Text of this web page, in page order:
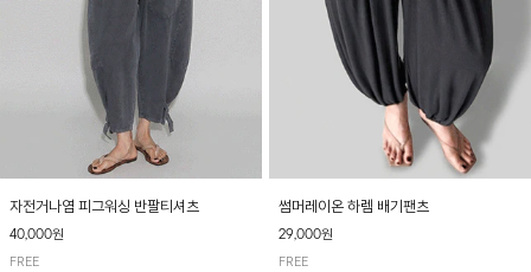
자전거나염 피그워싱 반팔티셔츠
40,000원
FREE
썸머레이온 하렘 배기팬츠
29,000원
FREE